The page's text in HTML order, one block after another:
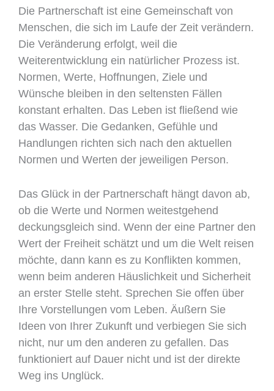
Die Partnerschaft ist eine Gemeinschaft von
Menschen, die sich im Laufe der Zeit verändern.
Die Veränderung erfolgt, weil die
Weiterentwicklung ein natürlicher Prozess ist.
Normen, Werte, Hoffnungen, Ziele und
Wünsche bleiben in den seltensten Fällen
konstant erhalten. Das Leben ist fließend wie
das Wasser. Die Gedanken, Gefühle und
Handlungen richten sich nach den aktuellen
Normen und Werten der jeweiligen Person.
Das Glück in der Partnerschaft hängt davon ab,
ob die Werte und Normen weitestgehend
deckungsgleich sind. Wenn der eine Partner den
Wert der Freiheit schätzt und um die Welt reisen
möchte, dann kann es zu Konflikten kommen,
wenn beim anderen Häuslichkeit und Sicherheit
an erster Stelle steht. Sprechen Sie offen über
Ihre Vorstellungen vom Leben. Äußern Sie
Ideen von Ihrer Zukunft und verbiegen Sie sich
nicht, nur um den anderen zu gefallen. Das
funktioniert auf Dauer nicht und ist der direkte
Weg ins Unglück.